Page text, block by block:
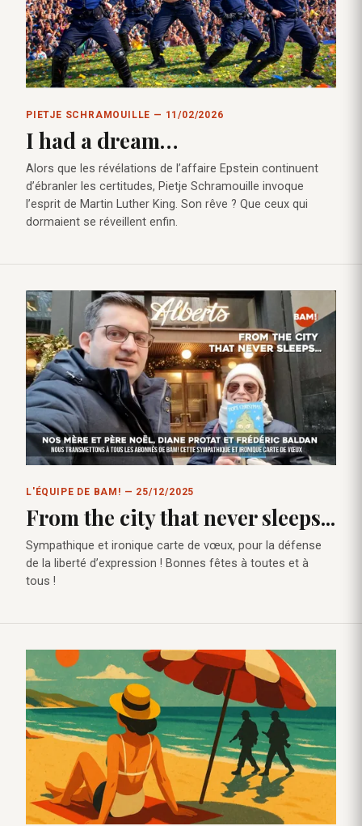
PIETJE SCHRAMOUILLE — 11/02/2026
I had a dream…
Alors que les révélations de l’affaire Epstein continuent
d’ébranler les certitudes, Pietje Schramouille invoque
l’esprit de Martin Luther King. Son rêve ? Que ceux qui
dormaient se réveillent enfin.
L'ÉQUIPE DE BAM! — 25/12/2025
From the city that never sleeps...
Sympathique et ironique carte de vœux, pour la défense
de la liberté d’expression ! Bonnes fêtes à toutes et à
tous !